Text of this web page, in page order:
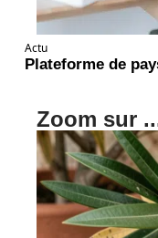
Actu
Plateforme de
Zoom sur